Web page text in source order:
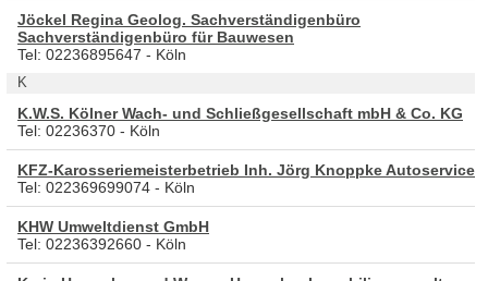
Jöckel Regina Geolog. Sachverständigenbüro
Sachverständigenbüro für Bauwesen
Tel: 02236895647 - Köln
K
K.W.S. Kölner Wach- und Schließgesellschaft mbH & Co. KG
Tel: 02236370 - Köln
KFZ-Karosseriemeisterbetrieb Inh. Jörg Knoppke Autoservice
Tel: 022369699074 - Köln
KHW Umweltdienst GmbH
Tel: 02236392660 - Köln